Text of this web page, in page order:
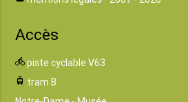
Accès
directions_bike piste cyclable V63
tram tram B